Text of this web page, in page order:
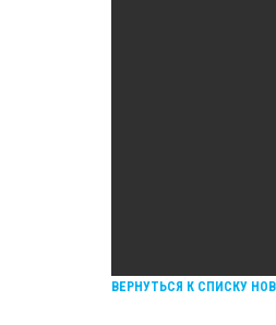
ВЕРНУТЬСЯ К СПИСКУ